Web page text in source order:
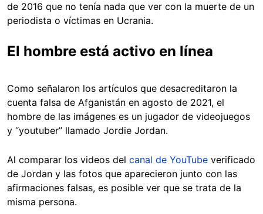
de 2016 que no tenía nada que ver con la muerte de un
periodista o víctimas en Ucrania.
El hombre está activo en línea
Como señalaron los artículos que desacreditaron la
cuenta falsa de Afganistán en agosto de 2021, el
hombre de las imágenes es un jugador de videojuegos
y “youtuber” llamado Jordie Jordan.
Al comparar los videos del canal de YouTube verificado
de Jordan y las fotos que aparecieron junto con las
afirmaciones falsas, es posible ver que se trata de la
misma persona.